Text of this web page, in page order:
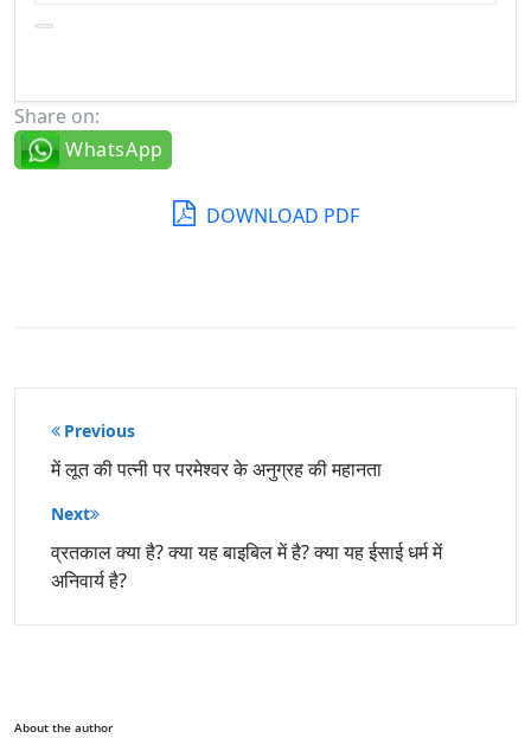
Share on:
WhatsApp
DOWNLOAD PDF
पोस्ट
नेविगेशन
Previous
में लूत की पत्नी पर परमेश्वर के अनुग्रह की महानता
Next
व्रतकाल क्या है? क्या यह बाइबिल में है? क्या यह ईसाई धर्म में
अनिवार्य है?
About the author